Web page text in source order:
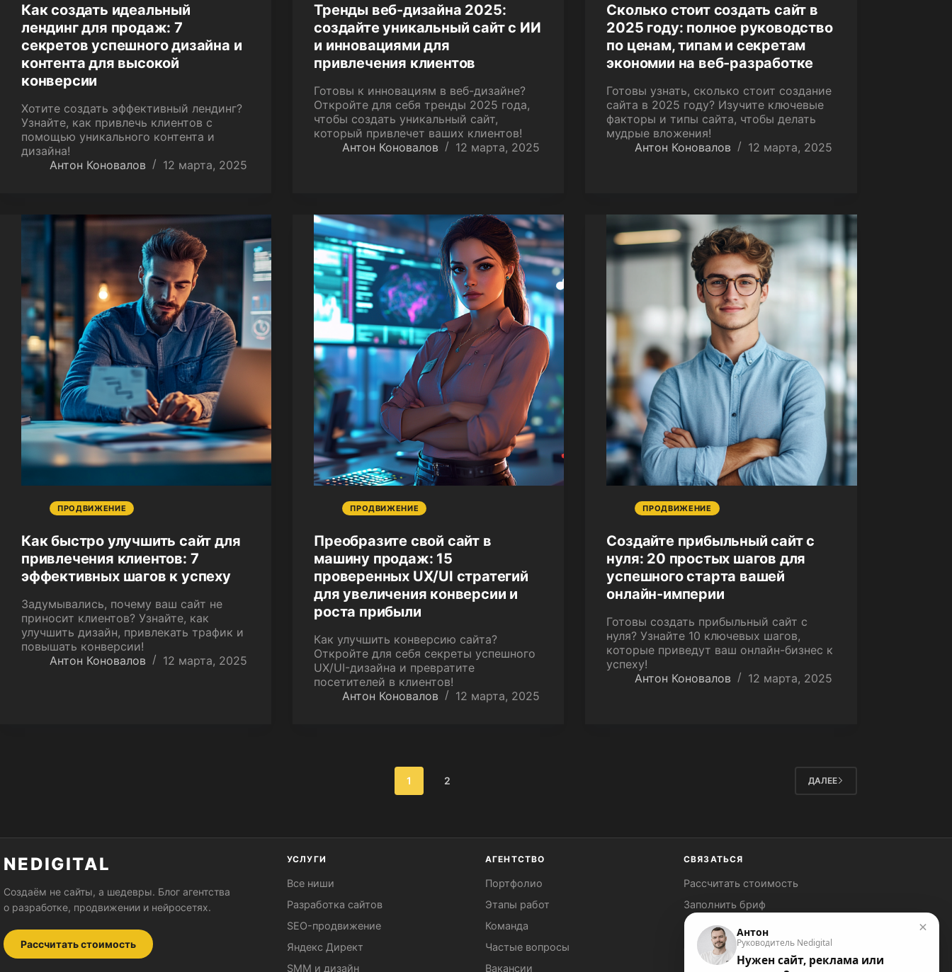
Как создать идеальный
лендинг для продаж: 7
секретов успешного дизайна и
контента для высокой
конверсии
Хотите создать эффективный лендинг?
Узнайте, как привлечь клиентов с
помощью уникального контента и
дизайна!
Антон Коновалов
12 марта, 2025
Тренды веб-дизайна 2025:
создайте уникальный сайт с ИИ
и инновациями для
привлечения клиентов
Готовы к инновациям в веб-дизайне?
Откройте для себя тренды 2025 года,
чтобы создать уникальный сайт,
который привлечет ваших клиентов!
Антон Коновалов
12 марта, 2025
Сколько стоит создать сайт в
2025 году: полное руководство
по ценам, типам и секретам
экономии на веб-разработке
Готовы узнать, сколько стоит создание
сайта в 2025 году? Изучите ключевые
факторы и типы сайта, чтобы делать
мудрые вложения!
Антон Коновалов
12 марта, 2025
ПРОДВИЖЕНИЕ
Как быстро улучшить сайт для
привлечения клиентов: 7
эффективных шагов к успеху
Задумывались, почему ваш сайт не
приносит клиентов? Узнайте, как
улучшить дизайн, привлекать трафик и
повышать конверсии!
Антон Коновалов
12 марта, 2025
ПРОДВИЖЕНИЕ
Преобразите свой сайт в
машину продаж: 15
проверенных UX/UI стратегий
для увеличения конверсии и
роста прибыли
Как улучшить конверсию сайта?
Откройте для себя секреты успешного
UX/UI-дизайна и превратите
посетителей в клиентов!
Антон Коновалов
12 марта, 2025
ПРОДВИЖЕНИЕ
Создайте прибыльный сайт с
нуля: 20 простых шагов для
успешного старта вашей
онлайн-империи
Готовы создать прибыльный сайт с
нуля? Узнайте 10 ключевых шагов,
которые приведут ваш онлайн-бизнес к
успеху!
Антон Коновалов
12 марта, 2025
1 2 ДАЛЕЕ
NEDIGITAL
Создаём не сайты, а шедевры. Блог агентства
о разработке, продвижении и нейросетях.
Рассчитать стоимость
УСЛУГИ
Все ниши
Разработка сайтов
SEO-продвижение
Яндекс Директ
SMM и дизайн
АГЕНТСТВО
Портфолио
Этапы работ
Команда
Частые вопросы
Вакансии
СВЯЗАТЬСЯ
Рассчитать стоимость
Заполнить бриф
Контакты
a@nedigital.ru
Instagram
Антон
Руководитель Nedigital
Нужен сайт, реклама или
×